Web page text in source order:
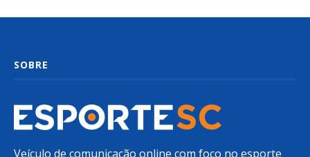
SOBRE
Veículo de comunicação online com foco no esporte